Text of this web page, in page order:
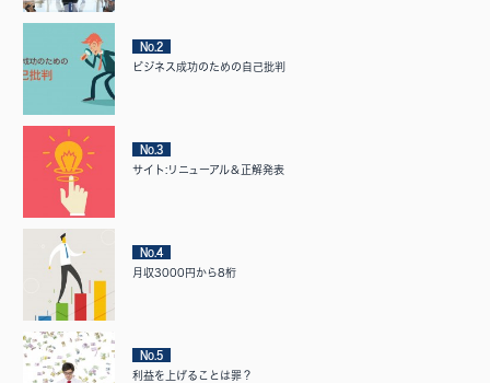
No.2
ビジネス成功のための自己批判
No.3
サイト:リニューアル＆正解発表
No.4
月収3000円から8桁
No.5
利益を上げることは罪？